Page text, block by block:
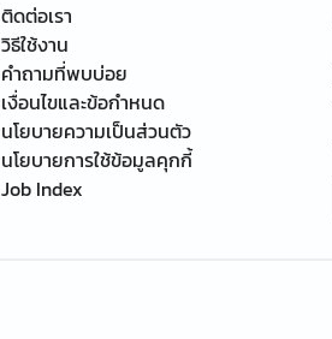
ติดต่อเรา
วิธีใช้งาน
คำถามที่พบบ่อย
เงื่อนไขและข้อกำหนด
นโยบายความเป็นส่วนตัว
นโยบายการใช้ข้อมูลคุกกี้
Job Index